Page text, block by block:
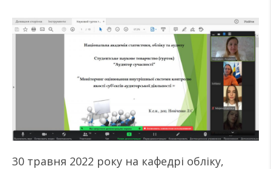
30 травня 2022 року на кафедрі обліку,